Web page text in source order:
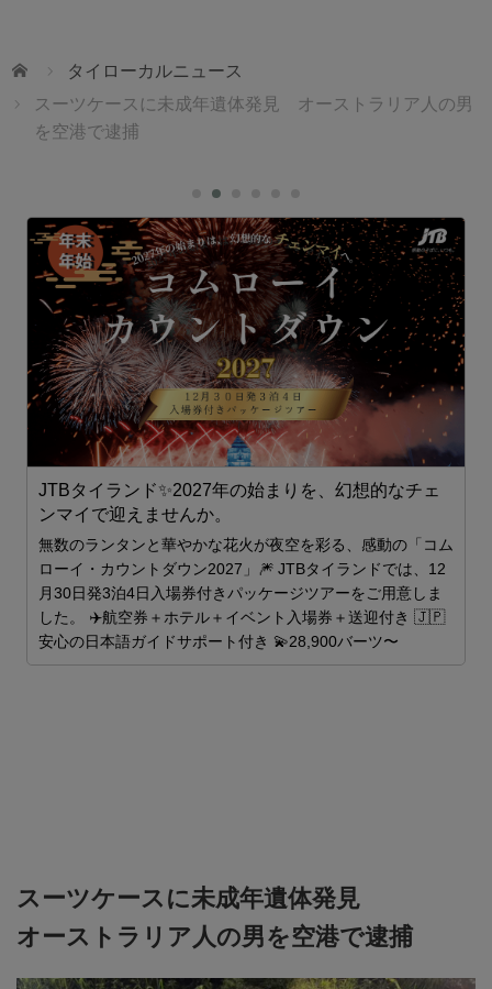
ホーム
タイローカルニュース
スーツケースに未成年遺体発見 オーストラリア人の男
を空港で逮捕
JTBタイランド✨2027年の始まりを、幻想的なチェ
ンマイで迎えませんか。
無数のランタンと華やかな花火が夜空を彩る、感動の「コム
ローイ・カウントダウン2027」🎆 JTBタイランドでは、12
月30日発3泊4日入場券付きパッケージツアーをご用意しま
した。 ✈️航空券＋ホテル＋イベント入場券＋送迎付き 🇯🇵
安心の日本語ガイドサポート付き 💫28,900バーツ〜
スーツケースに未成年遺体発見
オーストラリア人の男を空港で逮捕